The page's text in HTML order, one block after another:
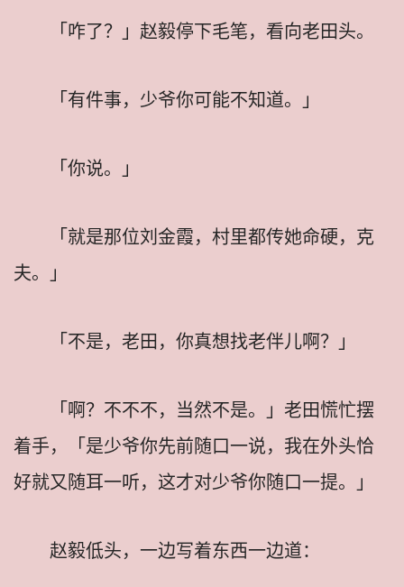
「咋了？」赵毅停下毛笔，看向老田头。
「有件事，少爷你可能不知道。」
「你说。」
「就是那位刘金霞，村里都传她命硬，克
夫。」
「不是，老田，你真想找老伴儿啊？」
「啊？不不不，当然不是。」老田慌忙摆
着手，「是少爷你先前随口一说，我在外头恰
好就又随耳一听，这才对少爷你随口一提。」
赵毅低头，一边写着东西一边道：